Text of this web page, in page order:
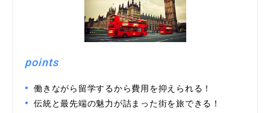
points
働きながら留学するから費用を抑えられる！
伝統と最先端の魅力が詰まった街を旅できる！